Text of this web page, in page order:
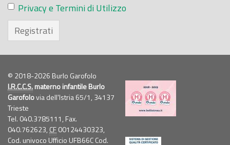
Privacy e Termini di Utilizzo
Registrati
© 2018-2026 Burlo Garofolo
I.R.C.C.S.materno infantile Burlo
Garofolovia dell'Istria 65/1, 34137
Trieste
Tel. 040.3785111, Fax.
040.762623, CF00124430323,
Cod. univoco Ufficio UFB66C Cod.